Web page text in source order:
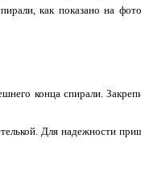
как показано на
конца спирали.
Для надежности